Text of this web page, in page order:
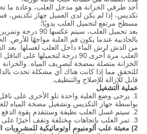
أحد طرفي الخزانة هو مدخل العلب، وعادة ما
تكديس، إذا لم يكن لدى العميل جهاز تكديس،
مسطح مرتفع لتحميل العلب يدويًا؛
بعد تحميل العلب، سيتم
من الدش لرش الماء داخل العلب لغسلها. بعد
العلب مرة أخرى 90 درجة لتحميلها على الناقل المتصل بالمعبئة.
الخزانة متصلة بمضخة لتصريف المياه.
للتحقق مما إذا كانت هناك أي مشكلة تحدث
قابل للإزالة للإصلاح والتنظيف.
عملية التشغيل
1. يرجى وضع العلبة واحدة تلو الأخرى على ناقل
بواسطة جهاز التكديس وتشغيل مضخة المياه
2. سيتم غسل العلب نظيفة وستتقدم بقوة الدفع اليدوي.
3. تمر العلب باتجاهات مختلفة وتقف أخيرًا على ناقل آلة تعبئة العلب.
2) معبئة علب ألومنيوم أوتوماتيكية للمشروبات الغازية: